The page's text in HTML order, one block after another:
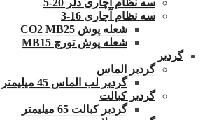
سه نظام آچاری 16-3
شعله پوش CO2 MB25
شعله پوش تورچ MB15
گردبر
گردبر الماس
گردبر لب الماس 45 میلیمتر
گردبر کبالت
گردبر کبالت 65 میلیمتر